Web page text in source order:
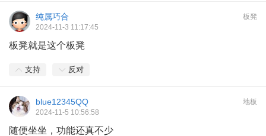
板凳
纯属巧合
2024-11-3 11:17:45
板凳就是这个板凳
支持 反对
地板
blue12345QQ
2024-11-5 10:56:58
随便坐坐，功能还真不少